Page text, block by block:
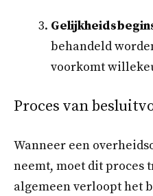
behandeld
voorkomt
Proces van
Wanneer een
neemt, moet dit proces
algemeen verloopt het